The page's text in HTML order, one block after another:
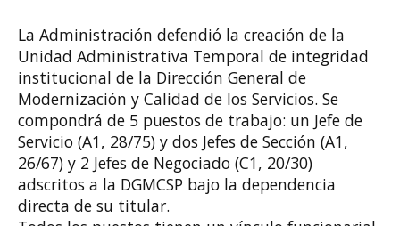
La Administración defendió la creación de la
Unidad Administrativa Temporal de integridad
institucional de la Dirección General de
Modernización y Calidad de los Servicios. Se
compondrá de 5 puestos de trabajo: un Jefe de
Servicio (A1, 28/75) y dos Jefes de Sección (A1,
26/67) y 2 Jefes de Negociado (C1, 20/30)
adscritos a la DGMCSP bajo la dependencia
directa de su titular.